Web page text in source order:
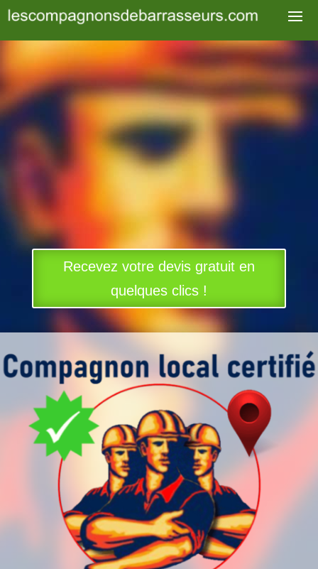
Recevez votre devis gratuit en
quelques clics !